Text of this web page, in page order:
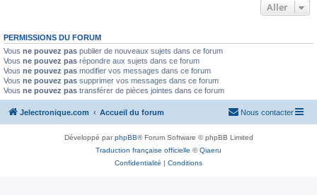
Aller
PERMISSIONS DU FORUM
Vous ne pouvez pas publier de nouveaux sujets dans ce forum
Vous ne pouvez pas répondre aux sujets dans ce forum
Vous ne pouvez pas modifier vos messages dans ce forum
Vous ne pouvez pas supprimer vos messages dans ce forum
Vous ne pouvez pas transférer de pièces jointes dans ce forum
Jelectronique.com Accueil du forum Nous contacter
Développé parphpBB® Forum Software © phpBB Limited
Traduction française officielle ©Qiaeru
Confidentialité | Conditions